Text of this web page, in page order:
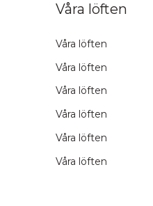
Våra löften
Våra löften
Våra löften
Våra löften
Våra löften
Våra löften
Våra löften